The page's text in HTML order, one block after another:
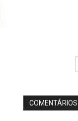
COMENTÁRIOS